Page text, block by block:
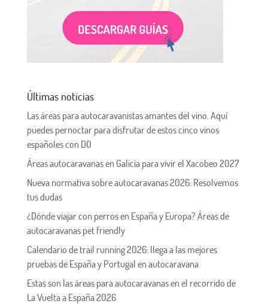
Últimas noticias
Las áreas para autocaravanistas amantes del vino. Aquí
puedes pernoctar para disfrutar de estos cinco vinos
españoles con DO
Áreas autocaravanas en Galicia para vivir el Xacobeo 2027
Nueva normativa sobre autocaravanas 2026: Resolvemos
tus dudas
¿Dónde viajar con perros en España y Europa? Áreas de
autocaravanas pet friendly
Calendario de trail running 2026: llega a las mejores
pruebas de España y Portugal en autocaravana
Estas son las áreas para autocaravanas en el recorrido de
La Vuelta a España 2026